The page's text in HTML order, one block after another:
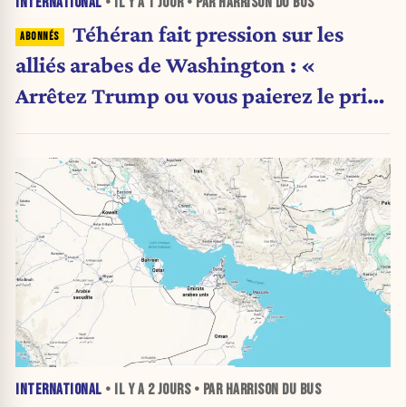
Téhéran fait pression sur les
alliés arabes de Washington : «
Arrêtez Trump ou vous paierez le prix
INTERNATIONAL • IL Y A 2 JOURS• PAR HARRISON DU BUS